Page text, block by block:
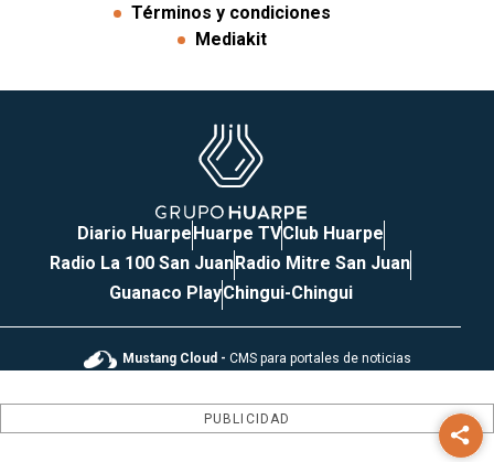
Términos y condiciones
Mediakit
Diario HuarpeHuarpe TVClub Huarpe
Radio La 100 San JuanRadio Mitre San Juan
Guanaco PlayChingui-Chingui
Mustang Cloud - CMS para portales de noticias
PUBLICIDAD